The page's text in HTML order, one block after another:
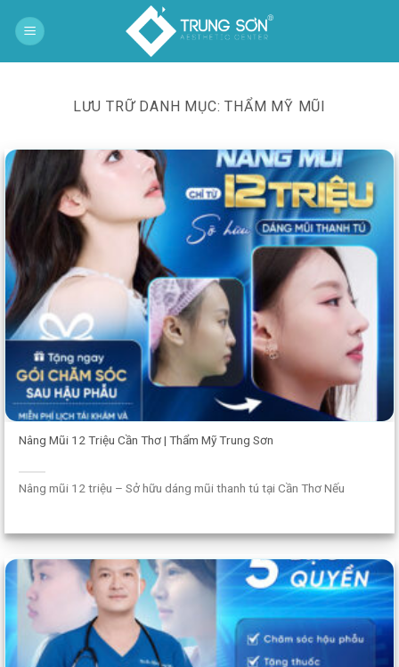
qua
LƯU TRỮ DANH MỤC:THẨM MỸ MŨI
Nâng Mũi 12 Triệu Cần Thơ | Thẩm Mỹ Trung Sơn
Nâng mũi 12 triệu – Sở hữu dáng mũi thanh tú tại Cần Thơ Nếu